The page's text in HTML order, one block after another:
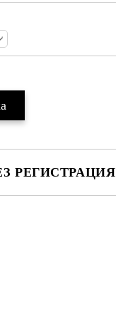
РЕГИСТРАЦИЯ